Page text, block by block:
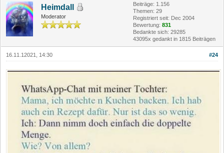
Heimdall
Moderator
Beiträge: 1.156
Themen: 29
Registriert seit: Dec 2004
Bewertung: 831
Bedankte sich: 29285
43095x gedankt in 1815 Beiträgen
#24
16.11.12021, 14:30